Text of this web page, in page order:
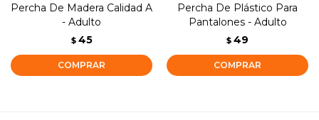
Percha De Madera Calidad A
- Adulto
$ 45
Percha De Plástico Para
Pantalones - Adulto
$ 49